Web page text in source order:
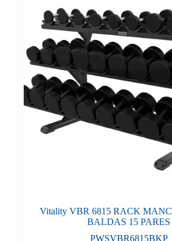
Vitality VBR 6815 RACK
BALDAS 15 PARES
PWSVBR6815BKP